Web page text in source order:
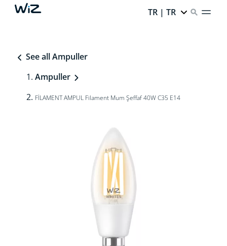
TR | TR
See all Ampuller
Ampuller
FİLAMENT AMPUL Filament Mum Şeffaf 40W C35 E14